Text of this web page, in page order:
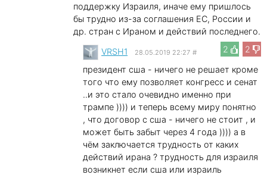
поддержку Израиля, иначе ему пришлось
бы трудно из-за соглашения ЕС, России и
др. стран с Ираном и действий последнего.
2
2
VRSH1 28.05.2019 22:27 #
президент сша - ничего не решает кроме
того что ему позволяет конгресс и сенат
..и это стало очевидно именно при
трампе )))) и теперь всему миру понятно
, что договор с сша - ничего не стоит , и
может быть забыт через 4 года )))) а в
чём заключается трудность от каких
действий ирана ? трудность для израиля
возникнет если сша или израиль